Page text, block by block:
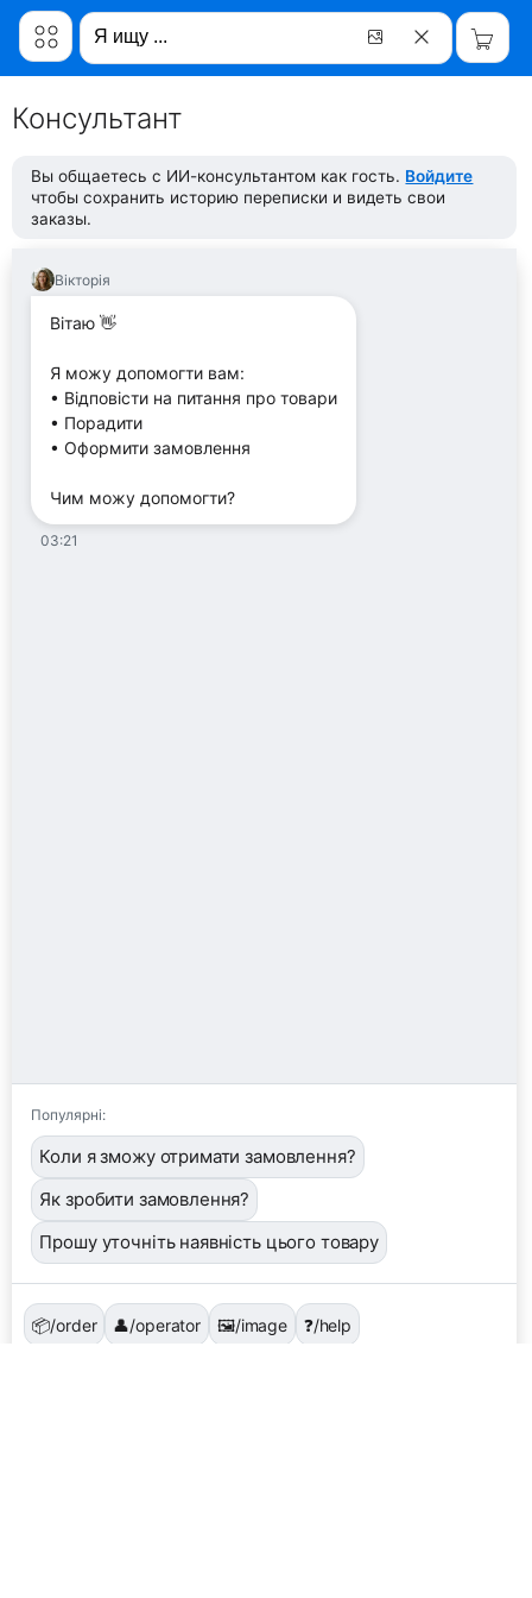
Консультант
Вы общаетесь с ИИ-консультантом как гость. Войдите
чтобы сохранить историю переписки и видеть свои
заказы.
Вікторія
Вітаю 👋
Я можу допомогти вам:
• Відповісти на питання про товари
• Порадити
• Оформити замовлення
Чим можу допомогти?
03:21
Популярні:
Коли я зможу отримати замовлення?
Як зробити замовлення?
Прошу уточніть наявність цього товару
📦/order 👤/operator 🖼️/image ❓/help